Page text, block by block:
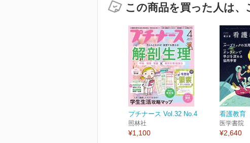
この商品を買った人は、
プチナース Vol.32 No.4
照林社
¥1,100
看護教育
医学書院
¥2,640